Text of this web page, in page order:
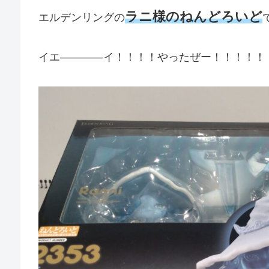
エルデンリングのラニ様のねんどろいど
イエ――――イ！！！！やったぜー！！！！！